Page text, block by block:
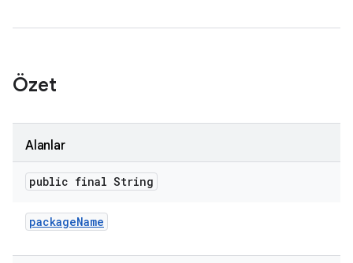
Özet
Alanlar
public final String
packageName